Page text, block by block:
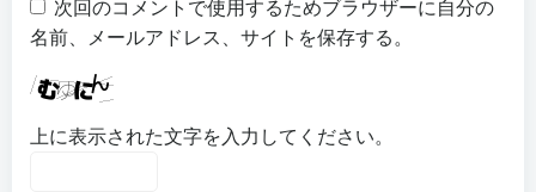
次回のコメントで使用するためブラウザーに自分の
名前、メールアドレス、サイトを保存する。
上に表示された文字を入力してください。